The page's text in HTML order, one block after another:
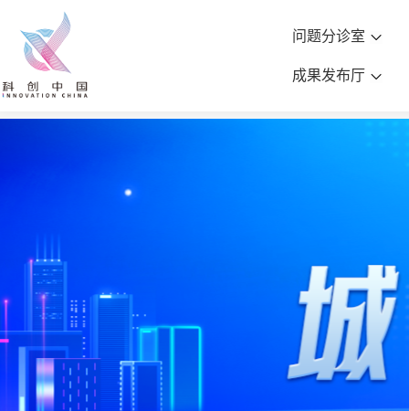
问题分诊室
成果发布厅